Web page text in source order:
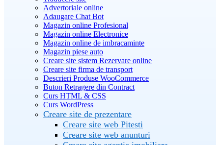
Advertoriale online
Adaugare Chat Bot
Magazin online Profesional
Magazin online Electronice
Magazin online de imbracaminte
Magazin piese auto
Creare site sistem Rezervare online
Creare site firma de transport
Descrieri Produse WooCommerce
Buton Retragere din Contract
Curs HTML & CSS
Curs WordPress
Creare site de prezentare
Creare site web Pitesti
Creare site web anunturi